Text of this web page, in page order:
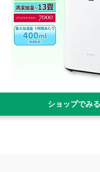
ショップでみる